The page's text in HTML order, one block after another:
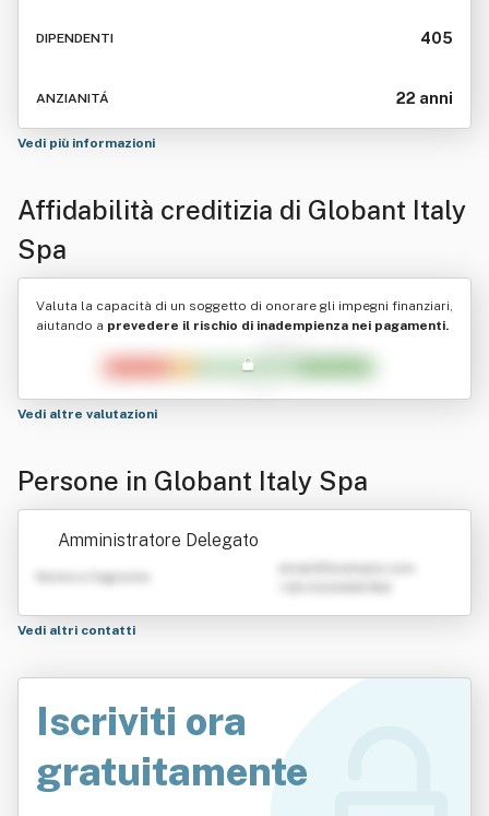
DIPENDENTI 405
ANZIANITÁ 22 anni
Vedi più informazioni
Affidabilità creditizia di Globant Italy
Spa
Valuta la capacità di un soggetto di onorare gli impegni finanziari,
aiutando a prevedere il rischio di inadempienza nei pagamenti.
Vedi altre valutazioni
Persone in Globant Italy Spa
Amministratore Delegato
Nome e Cognome
Vedi altri contatti
Iscriviti ora
gratuitamente